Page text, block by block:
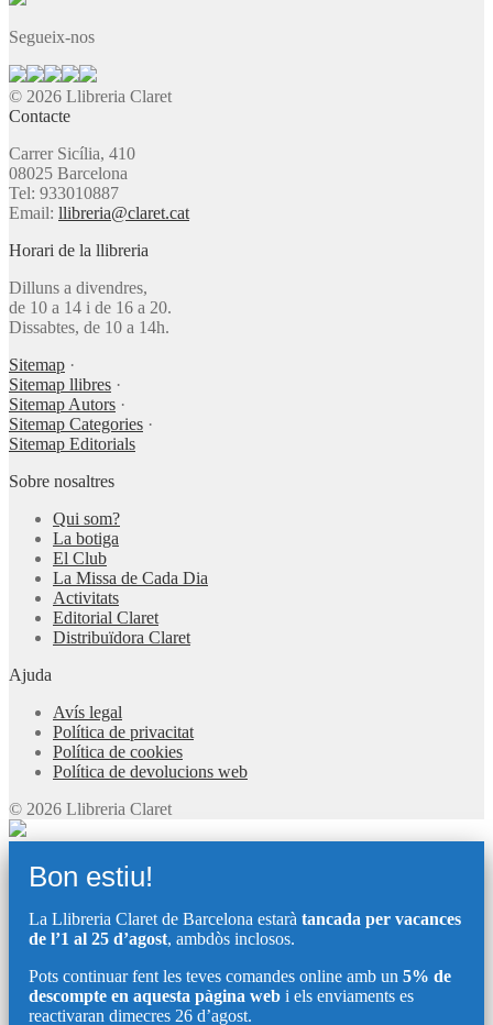
Segueix-nos
© 2026 Llibreria Claret
Contacte
Carrer Sicília, 410
08025 Barcelona
Tel: 933010887
Email: llibreria@claret.cat
Horari de la llibreria
Dilluns a divendres,
de 10 a 14 i de 16 a 20.
Dissabtes, de 10 a 14h.
Sitemap ·
Sitemap llibres ·
Sitemap Autors ·
Sitemap Categories ·
Sitemap Editorials
Sobre nosaltres
Qui som?
La botiga
El Club
La Missa de Cada Dia
Activitats
Editorial Claret
Distribuïdora Claret
Ajuda
Avís legal
Política de privacitat
Política de cookies
Política de devolucions web
© 2026 Llibreria Claret
Bon estiu!
La Llibreria Claret de Barcelona estarà tancada per vacances
de l’1 al 25 d’agost, ambdòs inclosos.
Pots continuar fent les teves comandes online amb un 5% de
descompte en aquesta pàgina web i els enviaments es
reactivaran dimecres 26 d’agost.